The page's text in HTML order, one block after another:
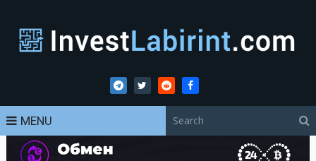
MENU